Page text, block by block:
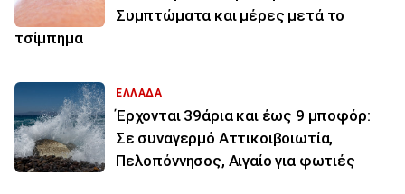
Συμπτώματα και μέρες μετά το
τσίμπημα
ΕΛΛΑΔΑ
Έρχονται 39άρια και έως 9 μποφόρ:
Σε συναγερμό Αττικοιβοιωτία,
Πελοπόννησος, Αιγαίο για φωτιές